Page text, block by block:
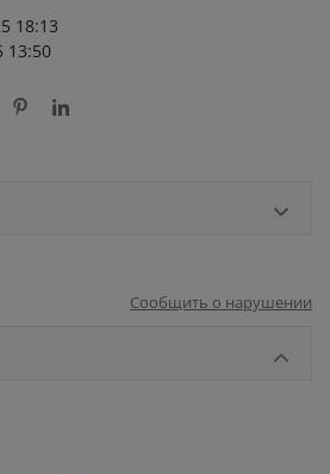
18:13
13:50
Сообщить о нарушении